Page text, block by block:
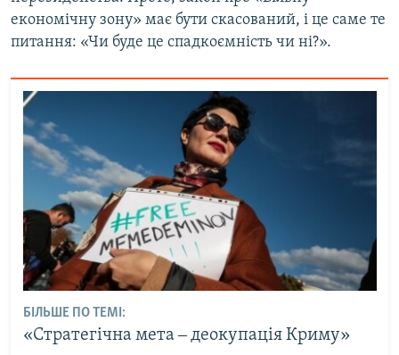
економічну зону» має бути скасований, і це саме те
питання: «Чи буде це спадкоємність чи ні?».
БІЛЬШЕ ПО ТЕМІ:
«Стратегічна мета ‒ деокупація Криму»